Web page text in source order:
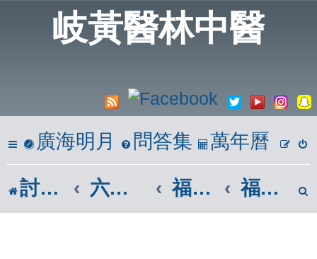
岐黃醫林中醫
廣海明月 問答集 萬年曆
討論區 六、心靈饗宴 福智佛教團體|福智廣論 福智訊息